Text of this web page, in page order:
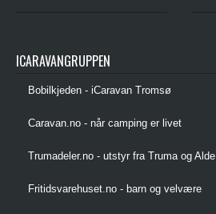
ICARAVANGRUPPEN
Bobilkjeden - iCaravan Tromsø
Caravan.no - når camping er livet
Trumadeler.no - utstyr fra Truma og Alde
Fritidsvarehuset.no - barn og velvære